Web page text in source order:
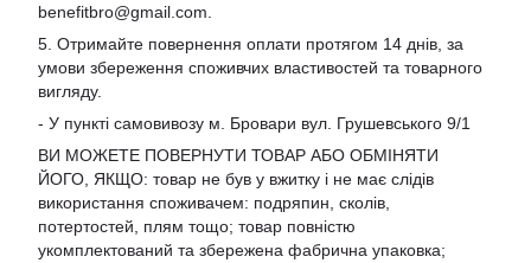
benefitbro@gmail.com.
5. Отримайте повернення оплати протягом 14 днів, за
умови збереження споживчих властивостей та товарного
вигляду.
- У пункті самовивозу м. Бровари вул. Грушевського 9/1
ВИ МОЖЕТЕ ПОВЕРНУТИ ТОВАР АБО ОБМІНЯТИ
ЙОГО, ЯКЩО: товар не був у вжитку і не має слідів
використання споживачем: подряпин, сколів,
потертостей, плям тощо; товар повністю
укомплектований та збережена фабрична упаковка;